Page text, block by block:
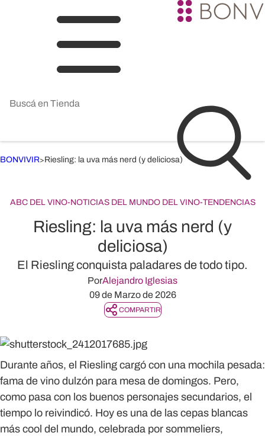
BONVIVIR>Riesling: la uva más nerd (y deliciosa)
ABC DEL VINO-NOTICIAS DEL MUNDO DEL VINO-TENDENCIAS
Riesling: la uva más nerd (y
deliciosa)
El Riesling conquista paladares de todo tipo.
PorAlejandro Iglesias
09 de Marzo de 2026
COMPARTIR
Durante años, el Riesling cargó con una mochila pesada:
fama de vino dulzón para mesa de domingos. Pero,
como pasa con los buenos personajes secundarios, el
tiempo lo reivindicó. Hoy es una de las cepas blancas
más cool del mundo, celebrada por sommeliers,